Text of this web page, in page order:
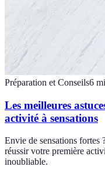
Préparation et Conseils6
Les meilleures
activité à sensations
Envie de sensations fortes
réussir votre première
inoubliable.